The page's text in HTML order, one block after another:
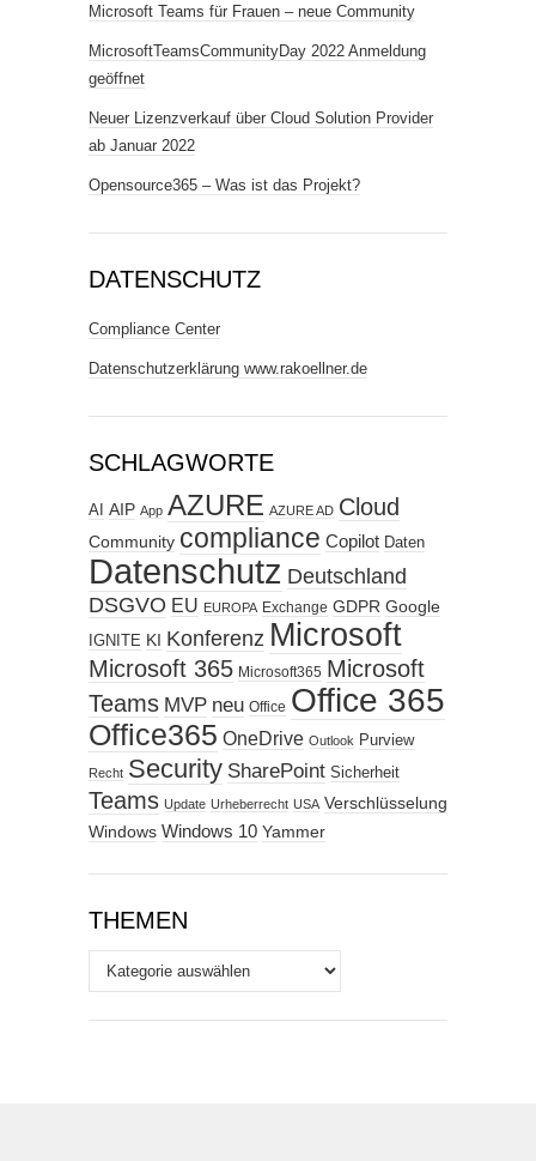
Microsoft Teams für Frauen – neue Community
MicrosoftTeamsCommunityDay 2022 Anmeldung
geöffnet
Neuer Lizenzverkauf über Cloud Solution Provider
ab Januar 2022
Opensource365 – Was ist das Projekt?
DATENSCHUTZ
Compliance Center
Datenschutzerklärung www.rakoellner.de
SCHLAGWORTE
AI AIP App AZURE AZURE AD Cloud
Community compliance Copilot Daten
Datenschutz Deutschland
DSGVO EU EUROPA Exchange GDPR Google
IGNITE KI Konferenz Microsoft
Microsoft 365 Microsoft365 Microsoft
Teams MVP neu Office Office 365
Office365 OneDrive Outlook Purview
Recht Security SharePoint Sicherheit
Teams Update Urheberrecht USA Verschlüsselung
Windows Windows 10 Yammer
THEMEN
Themen